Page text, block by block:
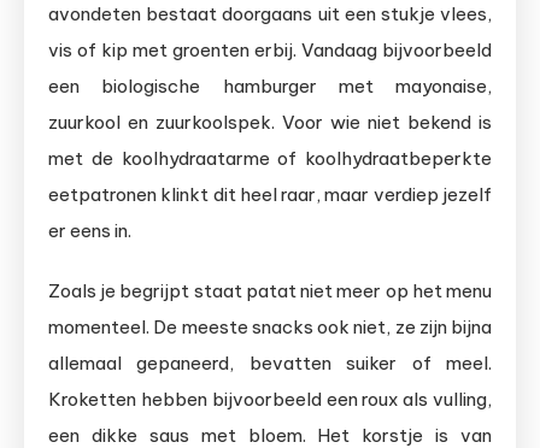
avondeten bestaat doorgaans uit een stukje vlees,
vis of kip met groenten erbij. Vandaag bijvoorbeeld
een biologische hamburger met mayonaise,
zuurkool en zuurkoolspek. Voor wie niet bekend is
met de koolhydraatarme of koolhydraatbeperkte
eetpatronen klinkt dit heel raar, maar verdiep jezelf
er eens in.
Zoals je begrijpt staat patat niet meer op het menu
momenteel. De meeste snacks ook niet, ze zijn bijna
allemaal gepaneerd, bevatten suiker of meel.
Kroketten hebben bijvoorbeeld een roux als vulling,
een dikke saus met bloem. Het korstje is van